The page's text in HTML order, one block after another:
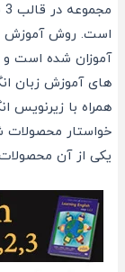
است. روش آموزش
آموزان شده است و
های آموزش زبان
همراه با زیرنویس
یکی از آن